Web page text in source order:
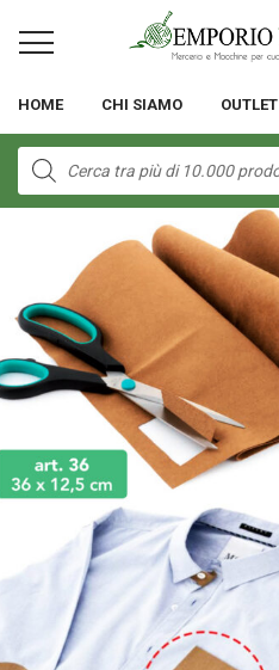
HOME CHI SIAMO OUTLET
Products
search